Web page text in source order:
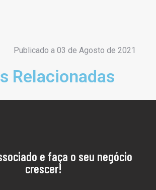
Publicado a 03 de Agosto de 2021
Relacionadas
e faça o seu negócio
crescer!